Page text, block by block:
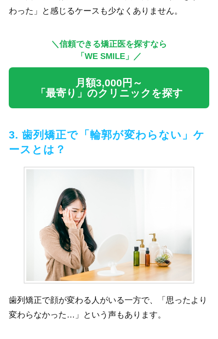
わった」と感じるケースも少なくありません。
＼信頼できる矯正医を探すなら
「WE SMILE」／
月額3,000円～
「最寄り」のクリニックを探す
3. 歯列矯正で「輪郭が変わらない」ケ
ースとは？
歯列矯正で顔が変わる人がいる一方で、「思ったより
変わらなかった…」という声もあります。